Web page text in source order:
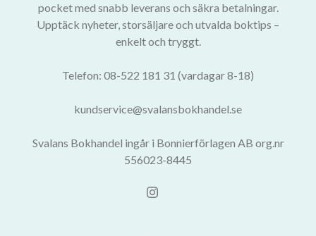
pocket med snabb leverans och säkra betalningar.
Upptäck nyheter, storsäljare och utvalda boktips –
enkelt och tryggt.
Telefon: 08-522 181 31 (vardagar 8-18)
kundservice@svalansbokhandel.se
Svalans Bokhandel ingår i Bonnierförlagen AB org.nr
556023-8445